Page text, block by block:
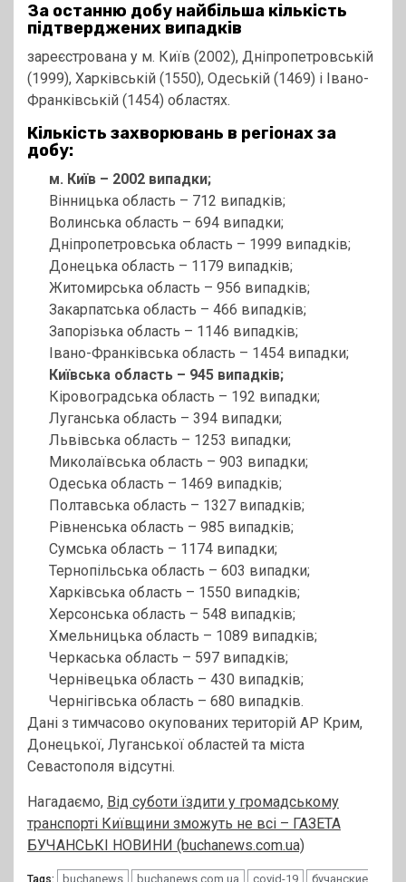
За останню добу найбільша кількість
підтверджених випадків
зареєстрована у м. Київ (2002), Дніпропетровській
(1999), Харківській (1550), Одеській (1469) і Івано-
Франківській (1454) областях.
Кількість захворювань в регіонах за
добу:
м. Київ – 2002 випадки;
Вінницька область – 712 випадків;
Волинська область – 694 випадки;
Дніпропетровська область – 1999 випадків;
Донецька область – 1179 випадків;
Житомирська область – 956 випадків;
Закарпатська область – 466 випадків;
Запорізька область – 1146 випадків;
Івано-Франківська область – 1454 випадки;
Київська область – 945 випадків;
Кіровоградська область – 192 випадки;
Луганська область – 394 випадки;
Львівська область – 1253 випадки;
Миколаївська область – 903 випадки;
Одеська область – 1469 випадків;
Полтавська область – 1327 випадків;
Рівненська область – 985 випадків;
Сумська область – 1174 випадки;
Тернопільська область – 603 випадки;
Харківська область – 1550 випадків;
Херсонська область – 548 випадків;
Хмельницька область – 1089 випадків;
Черкаська область – 597 випадків;
Чернівецька область – 430 випадків;
Чернігівська область – 680 випадків.
Дані з тимчасово окупованих територій АР Крим,
Донецької, Луганської областей та міста
Севастополя відсутні.
Нагадаємо, Від суботи їздити у громадському
транспорті Київщини зможуть не всі – ГАЗЕТА
БУЧАНСЬКІ НОВИНИ (buchanews.com.ua)
Tags: buchanews buchanews.com.ua covid-19 бучанские